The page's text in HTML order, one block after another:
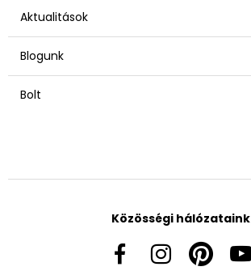
Aktualitások
Blogunk
Bolt
Közösségi hálózataink